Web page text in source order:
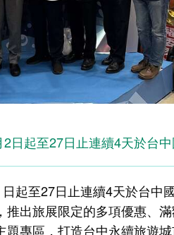
日起至27日止連續4天於台中
起至27日止連續4天於台中
出旅展限定的多項優惠、
專區，打造台中永續旅遊城